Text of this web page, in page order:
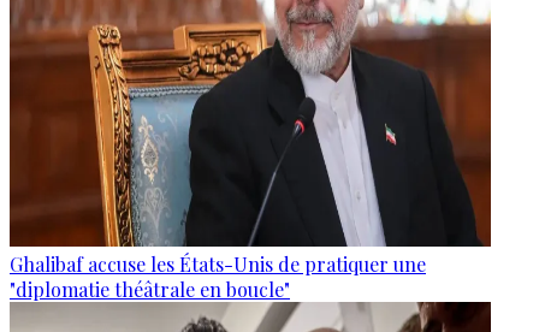
Ghalibaf accuse les États-Unis de pratiquer une
"diplomatie théâtrale en boucle"